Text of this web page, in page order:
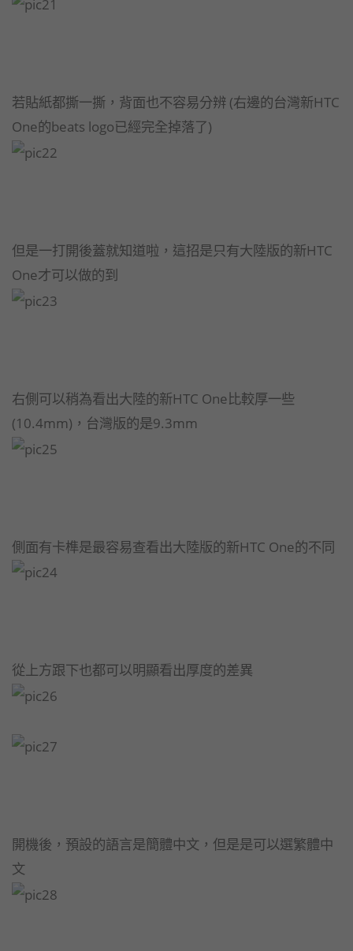
若貼紙都撕一撕，背面也不容易分辨 (右邊的台灣新HTC
One的beats logo已經完全掉落了)
但是一打開後蓋就知道啦，這招是只有大陸版的新HTC
One才可以做的到
右側可以稍為看出大陸的新HTC One比較厚一些
(10.4mm)，台灣版的是9.3mm
側面有卡榫是最容易查看出大陸版的新HTC One的不同
從上方跟下也都可以明顯看出厚度的差異
開機後，預設的語言是簡體中文，但是是可以選繁體中
文